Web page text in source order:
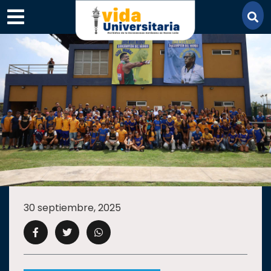
×
SECCIONES
ACADEMIA
CAMPUS UANL
30 septiembre, 2025